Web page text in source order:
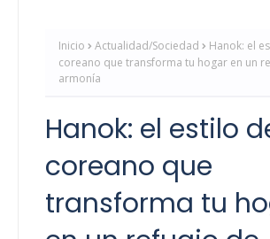
Inicio Actualidad/Sociedad
Hanok: el
coreano que transforma tu hogar en un
armonía
Hanok: el estilo
coreano que
transforma tu